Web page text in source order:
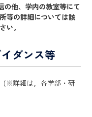
の他、学内の教室等にて
等の詳細については該
い。
ダンス等
(※詳細は，各学部・研